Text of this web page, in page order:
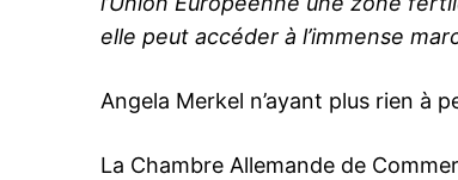
elle peut accéder à l’immense
Angela Merkel n’ayant plus rien à
La Chambre Allemande de